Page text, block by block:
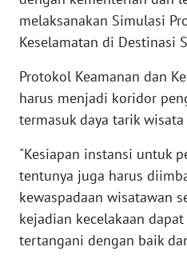
melaksanakan Simulasi
Keselamatan di Destinasi
Protokol Keamanan dan
harus menjadi koridor
termasuk daya tarik
"Kesiapan instansi untuk
tentunya juga harus
kewaspadaan wisatawan
kejadian kecelakaan
tertangani dengan baik
WAHANA
PERSONA
WAHANA
OTOMOTIF
HEALTH
WAHANA
DESA
WISATA